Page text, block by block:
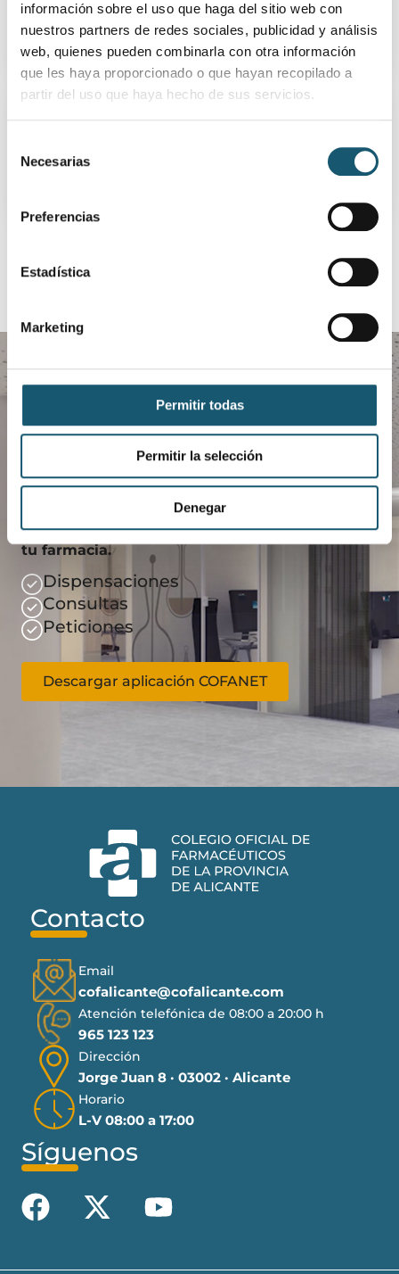
información sobre el uso que haga del sitio web con
nuestros partners de redes sociales, publicidad y análisis
web, quienes pueden combinarla con otra información
que les haya proporcionado o que hayan recopilado a
partir del uso que haya hecho de sus servicios.
Necesarias
Preferencias
Estadística
Marketing
Permitir todas
Permitir la selección
Denegar
discapacidad.
Ver detalles
profesorado asociado de Ciencias de la Salud
Ver detalles
Descarga COFANET
Gestiona de manera más eficaz el día a día de
tu farmacia.
Dispensaciones
Consultas
Peticiones
Descargar aplicación COFANET
Contacto
Email
cofalicante@cofalicante.com
Atención telefónica de 08:00 a 20:00 h
965 123 123
Dirección
Jorge Juan 8 · 03002 · Alicante
Horario
L-V 08:00 a 17:00
Síguenos